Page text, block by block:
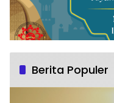
Berita Populer